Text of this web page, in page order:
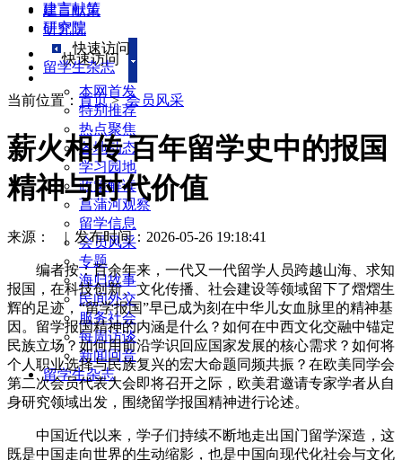
建言献策
研究院
快速访问
本网首发
特别推荐
热点聚焦
各地动态
学习园地
政策解读
菖蒲河观察
留学信息
会员风采
专题
海归故事
民间外交
服务社会
每周访谈
新闻回音
留学生杂志
建言献策
研究院
快速访问
留学生杂志
当前位置： 首页>会员风采
薪火相传 百年留学史中的报国
精神与时代价值
来源： | 发布时间：2026-05-26 19:18:41
编者按：百余年来，一代又一代留学人员跨越山海、求知
报国，在科技创新、文化传播、社会建设等领域留下了熠熠生
辉的足迹，“留学报国”早已成为刻在中华儿女血脉里的精神基
因。留学报国精神的内涵是什么？如何在中西文化交融中锚定
民族立场？如何用前沿学识回应国家发展的核心需求？如何将
个人职业选择与民族复兴的宏大命题同频共振？在欧美同学会
第二次会员代表大会即将召开之际，欧美君邀请专家学者从自
身研究领域出发，围绕留学报国精神进行论述。
中国近代以来，学子们持续不断地走出国门留学深造，这
既是中国走向世界的生动缩影，也是中国向现代化社会与文化